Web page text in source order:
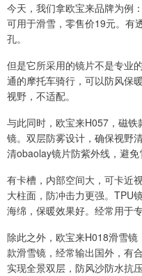
今天，我们拿欧宝来品牌为例
可用于滑雪，零售价19元。有
孔。
但是它所采用的镜片不是专业
通的摩托车骑行，可以防风保
视野，不适配。
与此同时，欧宝来H057，磁
镜。双层防雾设计，确保视野
清obaolay镜片防紫外线，避免
有卡槽，内部空间大，可卡近
大柱面，防冲击力更强。TPU
海绵，保暖效果好。经常用于
除此之外，欧宝来H018滑雪
款滑雪镜，经常输出国外，有
实现全景双层，防风沙防水抗